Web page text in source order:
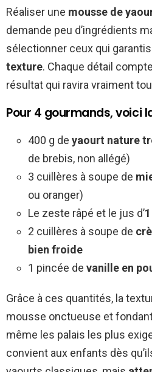
Réaliser une mousse de
demande peu d’ingrédients
sélectionner ceux qui
texture. Chaque détail
résultat qui ravira vraiment
Pour 4 gourmands, voici
400 g de yaourt nature
de brebis, non allégé)
3 cuillères à soupe de
ou oranger)
Le zeste râpé et le jus d’
2 cuillères à soupe de
bien froide
1 pincée de vanille en
Grâce à ces quantités, la
mousse onctueuse et
même les palais les plus
convient aux enfants dès